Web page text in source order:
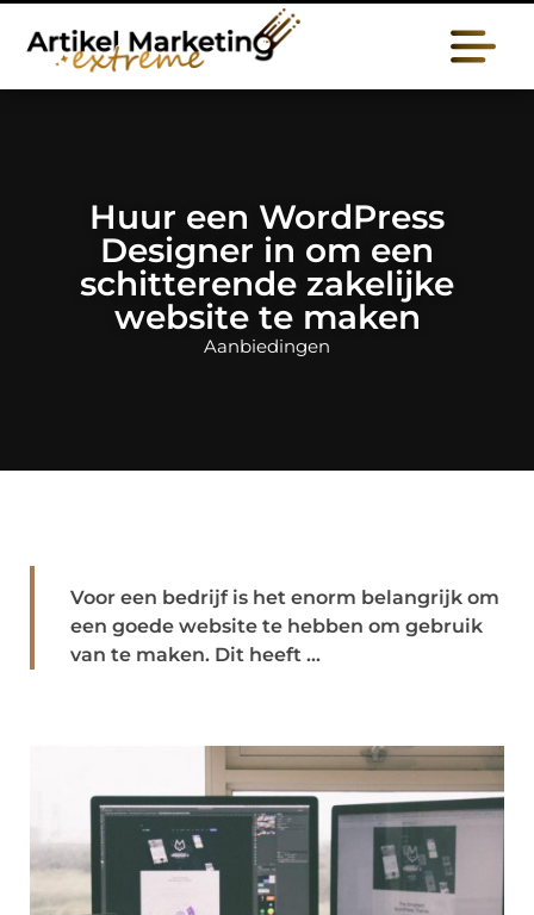
Huur een WordPress
Designer in om een
schitterende zakelijke
website te maken
Aanbiedingen
Voor een bedrijf is het enorm belangrijk om
een goede website te hebben om gebruik
van te maken. Dit heeft ...